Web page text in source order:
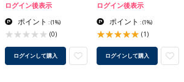
ログイン後表示
ポイント :(1%)
(0)
ログインして購入
ログイン後表示
ポイント :(1%)
(1)
ログインして購入